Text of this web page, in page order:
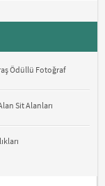
Ödüllü Fotoğraf
Sit Alanları